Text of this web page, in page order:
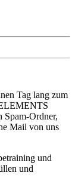
Tag lang zum
Spam-Ordner,
Mail von uns
und
und